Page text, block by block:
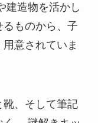
建造物を活かし
ものから、子
意されていま
、そして筆記